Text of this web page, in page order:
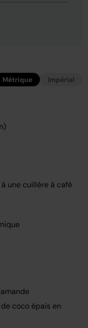
Métrique Impérial
une cuillère à café
coco épais en